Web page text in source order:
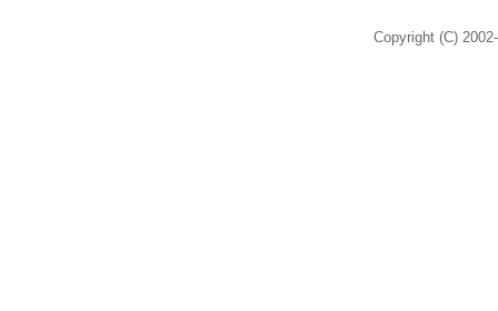
Copyright (C)